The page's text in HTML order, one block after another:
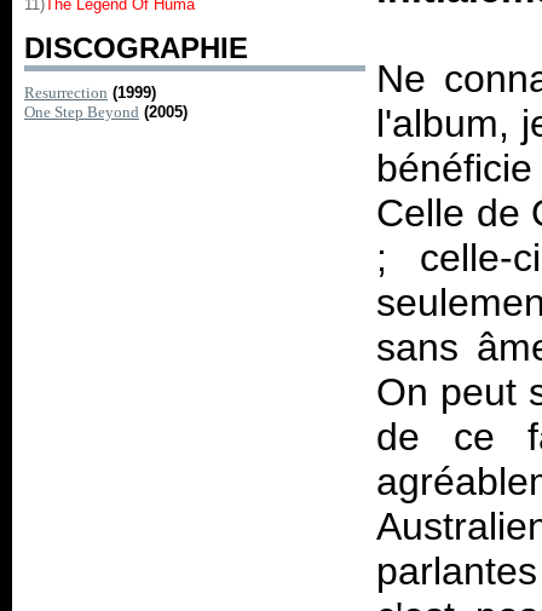
11)The Legend Of Huma
DISCOGRAPHIE
Resurrection (1999)
One Step Beyond (2005)
Ne
l'album,
Celle de
; celle-
sans
On peut
de ce